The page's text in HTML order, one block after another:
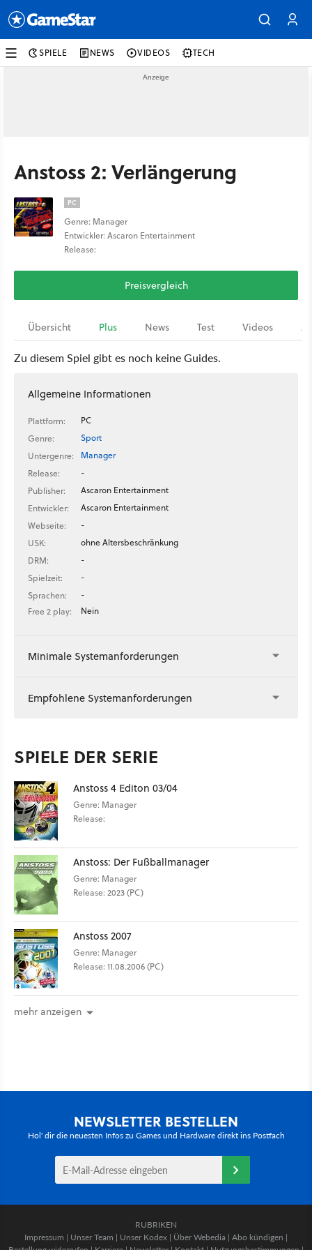
SPIELE NEWS VIDEOS TECH
Anstoss 2: Verlängerung
PC
Genre: Manager
Entwickler: Ascaron Entertainment
Release:
Preisvergleich
Übersicht Plus News Test Videos
Zu diesem Spiel gibt es noch keine Guides.
Allgemeine Informationen
Plattform:
PC
Genre:
Sport
Untergenre:
Manager
Release:
-
Publisher:
Ascaron Entertainment
Entwickler:
Ascaron Entertainment
Webseite:
-
USK:
ohne Altersbeschränkung
DRM:
-
Spielzeit:
-
Sprachen:
-
Free 2 play:
Nein
Minimale Systemanforderungen
Empfohlene Systemanforderungen
SPIELE DER SERIE
Anstoss 4 Editon 03/04
Genre: Manager
Release:
Anstoss: Der Fußballmanager
Genre: Manager
Release: 2023 (PC)
Anstoss 2007
Genre: Manager
Release: 11.08.2006 (PC)
mehr anzeigen
NEWSLETTER BESTELLEN
Hol' dir die neuesten Infos zu Games und Hardware direkt ins Postfach
RUBRIKEN
Impressum | Unser Team | Unser Kodex | Über Webedia | Abo kündigen |